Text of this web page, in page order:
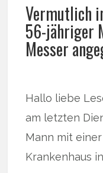
Vermutlich
56-jähriger
Messer
Hallo liebe
am letzten
Mann mit
Krankenhaus